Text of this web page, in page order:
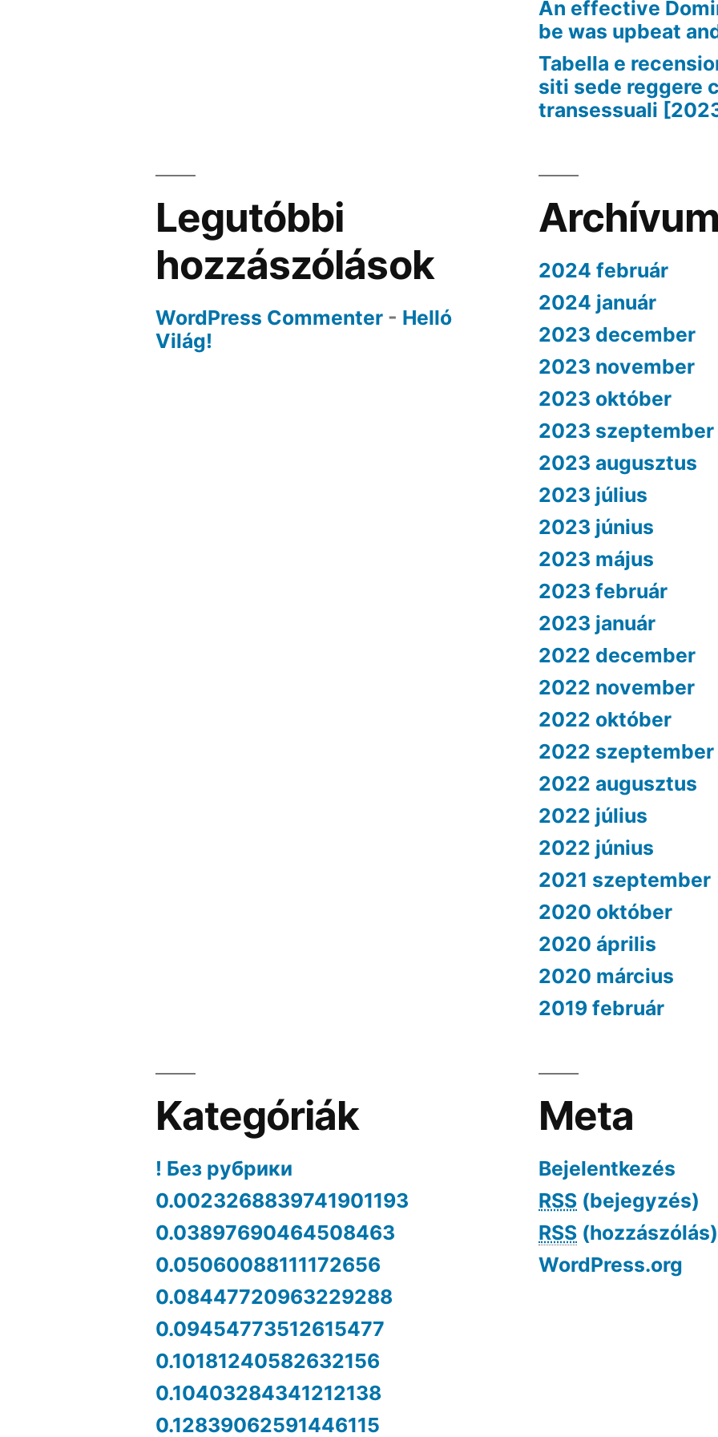
An effective
be was upbeat
Tabella e
siti sede reggere
transessuali
Legutóbbi
hozzászólások
WordPress Commenter - Helló
Világ!
2024 február
2024 január
2023 december
2023 november
2023 október
2023 szeptember
2023 augusztus
2023 július
2023 június
2023 május
2023 február
2023 január
2022 december
2022 november
2022 október
2022 szeptember
2022 augusztus
2022 július
2022 június
2021 szeptember
2020 október
2020 április
2020 március
2019 február
Kategóriák
! Без рубрики
0.0023268839741901193
0.03897690464508463
0.05060088111172656
0.08447720963229288
0.09454773512615477
0.10181240582632156
0.10403284341212138
0.12839062591446115
Meta
Bejelentkezés
RSS (bejegyzés)
RSS (hozzászólás)
WordPress.org